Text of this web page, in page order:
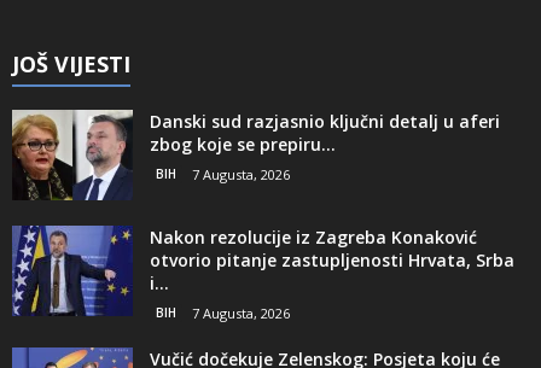
JOŠ VIJESTI
Danski sud razjasnio ključni detalj u aferi
zbog koje se prepiru...
BIH 7 Augusta, 2026
Nakon rezolucije iz Zagreba Konaković
otvorio pitanje zastupljenosti Hrvata, Srba
i...
BIH 7 Augusta, 2026
Vučić dočekuje Zelenskog: Posjeta koju će